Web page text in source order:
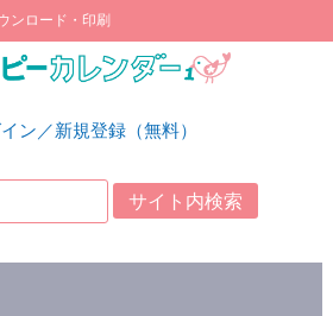
ンロード・印刷
ン／新規登録（無料）